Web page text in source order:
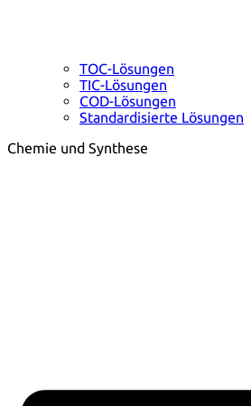
TOC-Lösungen
TIC-Lösungen
COD-Lösungen
Standardisierte Lösungen
Chemie und Synthese